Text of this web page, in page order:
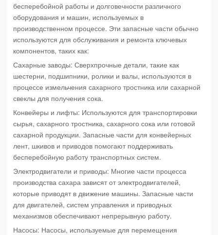
бесперебойной работы и долговечности различного
оборудования и машин, используемых в
производственном процессе. Эти запасные части обычно
используются для обслуживания и ремонта ключевых
компонентов, таких как:
Сахарные заводы: Сверхпрочные детали, такие как
шестерни, подшипники, ролики и валы, используются в
процессе измельчения сахарного тростника или сахарной
свеклы для получения сока.
Конвейеры и лифты: Используются для транспортировки
сырья, сахарного тростника, сахарного сока или готовой
сахарной продукции. Запасные части для конвейерных
лент, шкивов и приводов помогают поддерживать
бесперебойную работу транспортных систем.
Электродвигатели и приводы: Многие части процесса
производства сахара зависят от электродвигателей,
которые приводят в движение машины. Запасные части
для двигателей, систем управления и приводных
механизмов обеспечивают непрерывную работу.
Насосы: Насосы, используемые для перемещения